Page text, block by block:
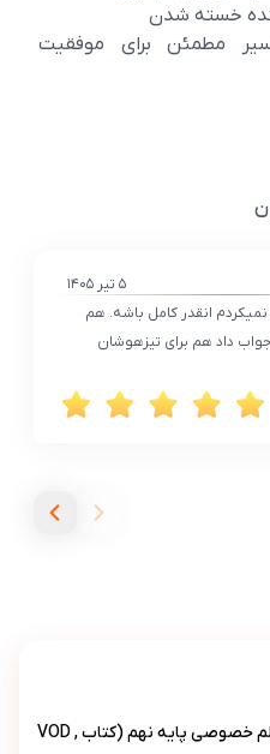
خسته شدن
مطمئن برای موفقیت
۵ تیر ۱۴۰۵
انقدر کامل باشه. هم
داد هم برای تیزهوشان
بسته کامل معلم خصوصی پایه نهم (کتاب , VOD